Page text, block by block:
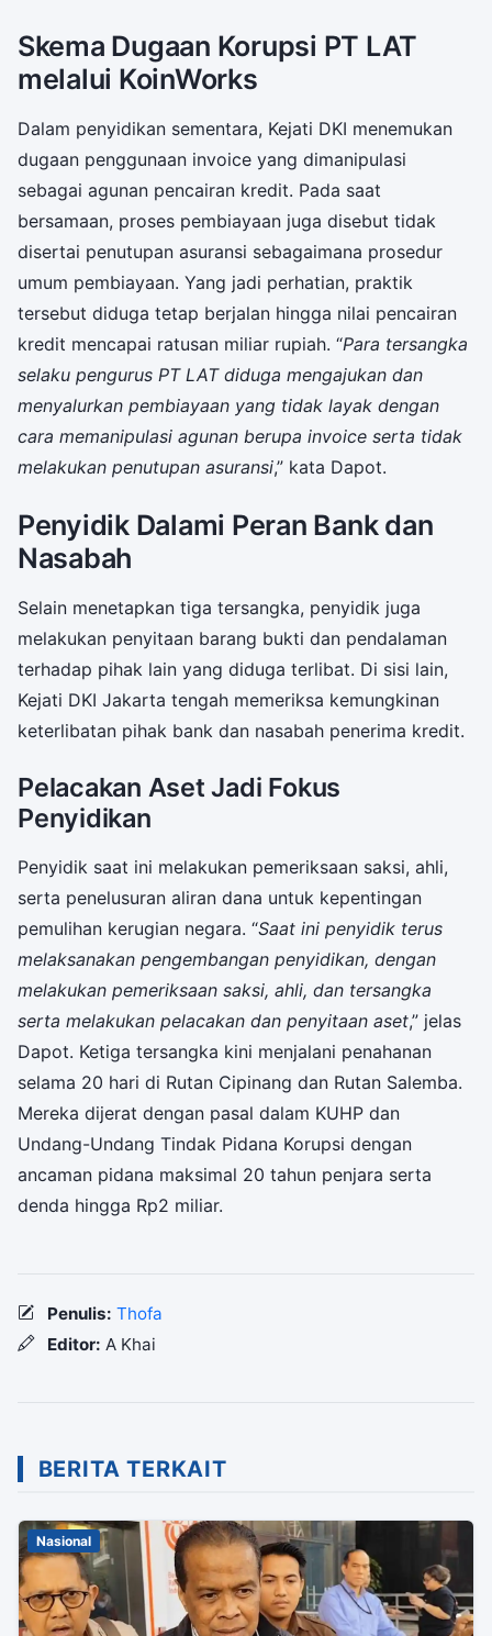
Skema Dugaan Korupsi PT LAT
melalui KoinWorks
Dalam penyidikan sementara, Kejati DKI menemukan
dugaan penggunaan invoice yang dimanipulasi
sebagai agunan pencairan kredit. Pada saat
bersamaan, proses pembiayaan juga disebut tidak
disertai penutupan asuransi sebagaimana prosedur
umum pembiayaan. Yang jadi perhatian, praktik
tersebut diduga tetap berjalan hingga nilai pencairan
kredit mencapai ratusan miliar rupiah. “Para tersangka
selaku pengurus PT LAT diduga mengajukan dan
menyalurkan pembiayaan yang tidak layak dengan
cara memanipulasi agunan berupa invoice serta tidak
melakukan penutupan asuransi,” kata Dapot.
Penyidik Dalami Peran Bank dan
Nasabah
Selain menetapkan tiga tersangka, penyidik juga
melakukan penyitaan barang bukti dan pendalaman
terhadap pihak lain yang diduga terlibat. Di sisi lain,
Kejati DKI Jakarta tengah memeriksa kemungkinan
keterlibatan pihak bank dan nasabah penerima kredit.
Pelacakan Aset Jadi Fokus
Penyidikan
Penyidik saat ini melakukan pemeriksaan saksi, ahli,
serta penelusuran aliran dana untuk kepentingan
pemulihan kerugian negara. “Saat ini penyidik terus
melaksanakan pengembangan penyidikan, dengan
melakukan pemeriksaan saksi, ahli, dan tersangka
serta melakukan pelacakan dan penyitaan aset,” jelas
Dapot. Ketiga tersangka kini menjalani penahanan
selama 20 hari di Rutan Cipinang dan Rutan Salemba.
Mereka dijerat dengan pasal dalam KUHP dan
Undang-Undang Tindak Pidana Korupsi dengan
ancaman pidana maksimal 20 tahun penjara serta
denda hingga Rp2 miliar.
Penulis: Thofa
Editor: A Khai
BERITA TERKAIT
Nasional